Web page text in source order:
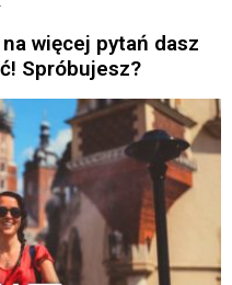
więcej pytań dasz
Spróbujesz?